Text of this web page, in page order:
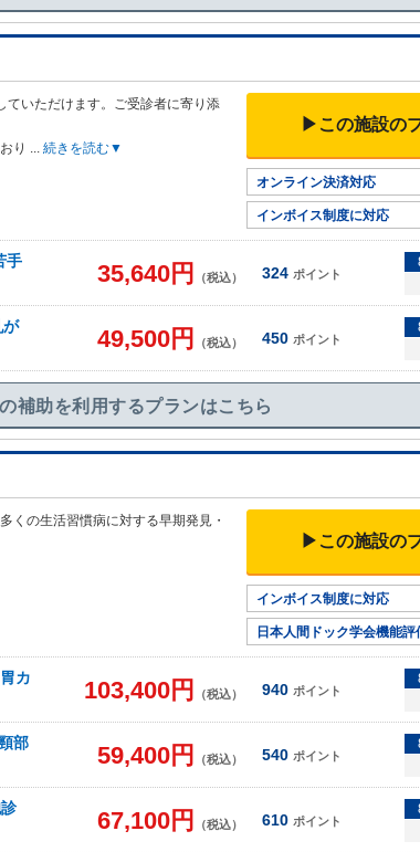
ていただけます。ご受診者に寄り添
り ... 続きを読む▼
▶この施設の
オンライン決済対応
インボイス制度に対応
手
35,640円 （税込） 324 ポイント
49,500円 （税込） 450 ポイント
補助を利用するプランはこちら
くの生活習慣病に対する早期発見・
▶この施設の
インボイス制度に対応
日本人間ドック学会機能評
カ
103,400円 （税込） 940 ポイント
部
59,400円 （税込） 540 ポイント
67,100円 （税込） 610 ポイント